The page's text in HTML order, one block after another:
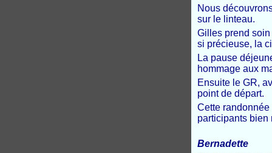
Nous
sur le linteau.
Gilles prend
si précieuse, la
La pause
hommage aux
Ensuite le GR,
point de départ.
Cette
participants bien
Bernadette